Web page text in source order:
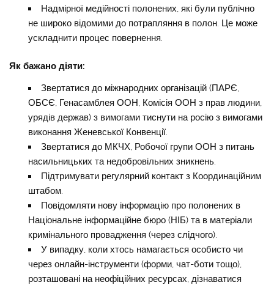
Надмірної медійності полонених, які були публічно
не широко відомими до потрапляння в полон. Це може
ускладнити процес повернення.
Як бажано діяти:
Звертатися до міжнародних організацій (ПАРЄ,
ОБСЄ, Генасамблея ООН, Комісія ООН з прав людини,
урядів держав) з вимогами тиснути на росію з вимогами
виконання Женевської Конвенції.
Звертатися до МКЧХ, Робочої групи ООН з питань
насильницьких та недобровільних зникнень.
Підтримувати регулярний контакт з Координаційним
штабом.
Повідомляти нову інформацію про полонених в
Національне інформаційне бюро (НІБ) та в матеріали
кримінального провадження (через слідчого).
У випадку, коли хтось намагається особисто чи
через онлайн-інструменти (форми, чат-боти тощо),
розташовані на неофіційних ресурсах, дізнаватися